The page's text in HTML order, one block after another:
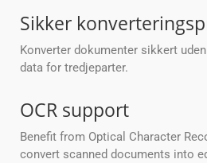
Sikker
Konverter dokumenter sikkert
data for tredjeparter.
OCR support
Benefit from Optical Character
convert scanned documents into